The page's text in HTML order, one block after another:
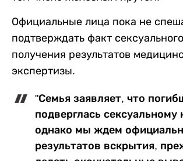
Официальные лица пока не
подтверждать факт
получения результатов
экспертизы.
"Семья заявляет, что
подверглась сексуальному
однако мы ждем
результатов вскрытия,